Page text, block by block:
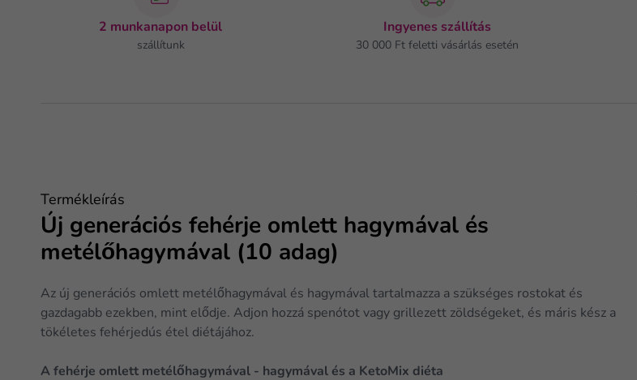
2 munkanapon belül
szállítunk
Ingyenes szállítás
30 000 Ft feletti vásárlás esetén
Termékleírás
Új generációs fehérje omlett hagymával és
metélőhagymával (10 adag)
Az új generációs omlett metélőhagymával és hagymával tartalmazza a szükséges rostokat és
gazdagabb ezekben, mint elődje. Adjon hozzá spenótot vagy grillezett zöldségeket, és máris kész a
tökéletes fehérjedús étel diétájához.
A fehérje omlett metélőhagymával - hagymával és a KetoMix diéta